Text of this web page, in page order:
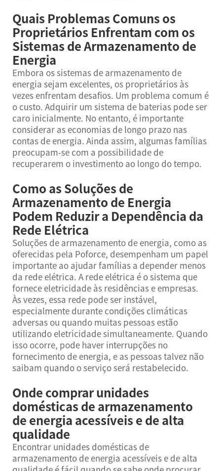
Quais Problemas Comuns os
Proprietários Enfrentam com os
Sistemas de Armazenamento de
Energia
Embora os sistemas de armazenamento de
energia sejam excelentes, os proprietários às
vezes enfrentam desafios. Um problema comum é
o custo. Adquirir um sistema de baterias pode ser
caro inicialmente. No entanto, é importante
considerar as economias de longo prazo nas
contas de energia. Ainda assim, algumas famílias
preocupam-se com a possibilidade de
recuperarem o investimento ao longo do tempo.
Como as Soluções de
Armazenamento de Energia
Podem Reduzir a Dependência da
Rede Elétrica
Soluções de armazenamento de energia, como as
oferecidas pela Poforce, desempenham um papel
importante ao ajudar famílias a depender menos
da rede elétrica. A rede elétrica é o sistema que
fornece eletricidade às residências e empresas.
Às vezes, essa rede pode ser instável,
especialmente durante condições climáticas
adversas ou quando muitas pessoas estão
utilizando eletricidade simultaneamente. Quando
isso ocorre, pode haver interrupções no
fornecimento de energia, e as pessoas talvez não
saibam quando o serviço será restabelecido.
Onde comprar unidades
domésticas de armazenamento
de energia acessíveis e de alta
qualidade
Encontrar unidades domésticas de
armazenamento de energia acessíveis e de alta